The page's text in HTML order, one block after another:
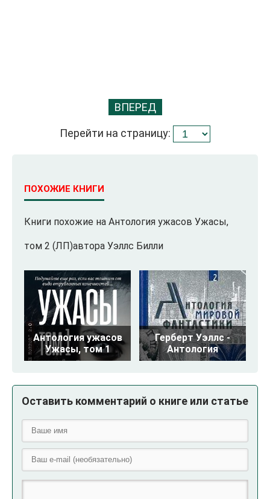
ВПЕРЕД
Перейти на страницу:
ПОХОЖИЕ КНИГИ
Книги похожие на Антология ужасов Ужасы,
том 2 (ЛП)автора Уэллс Билли
Антология ужасов
Ужасы, том 1
Герберт Уэллс -
Антология
Оставить комментарий о книге или статье